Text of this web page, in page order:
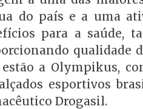
do país e a uma
para a saúde,
qualidade
estão a Olympikus,
esportivos
Drogasil.